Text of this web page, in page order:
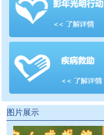
图片展示